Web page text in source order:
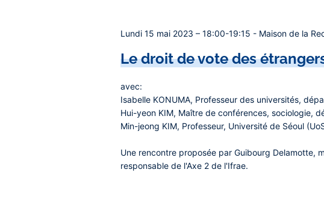
Lundi 15 mai 2023 – 18:00-19:15 - Maison de la
Le droit de vote des
avec:
Isabelle KONUMA, Professeur des universités,
Hui-yeon KIM, Maître de conférences, sociologie,
Min-jeong KIM, Professeur, Université de Séoul
Une rencontre proposée par Guibourg Delamotte,
responsable de l'Axe 2 de l'Ifrae.